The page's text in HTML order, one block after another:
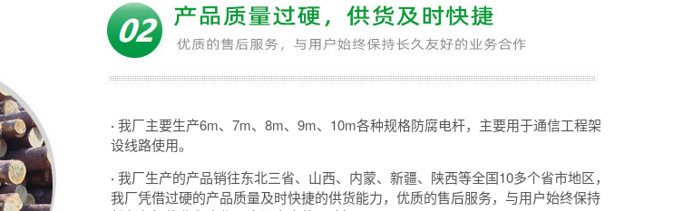
· 我厂主要生产6m、7m、8m、9m、10m各种规格防腐电杆，主要用于通信工程架
设线路使用。
· 我厂生产的产品销往东北三省、山西、内蒙、新疆、陕西等全国10多个省市地区，
我厂凭借过硬的产品质量及时快捷的供货能力，优质的售后服务，与用户始终保持